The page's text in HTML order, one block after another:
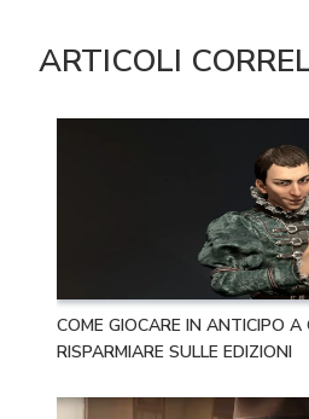
ARTICOLI
COME GIOCARE IN ANTICIPO A
RISPARMIARE SULLE EDIZIONI